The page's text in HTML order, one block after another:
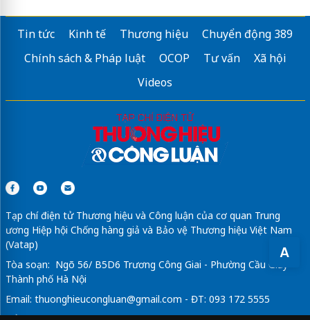
A
Tin tức Kinh tế Thương hiệu
Chuyển động 389
Chính sách & Pháp luật
OCOP Tư vấn
Xã hội
Videos
Tạp chí điện tử Thương hiệu và Công luận của cơ quan Trung
ương Hiệp hội Chống hàng giả và Bảo vệ Thương hiệu Việt Nam
(Vatap)
Tòa soạn: Ngõ 56/ B5D6 Trương Công Giai - Phường Cầu Giấy -
Thành phố Hà Nội
Email: thuonghieucongluan@gmail.com - ĐT: 093 172 5555